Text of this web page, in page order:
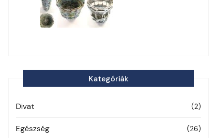
Kategóriák
Divat (2)
Egészség (26)